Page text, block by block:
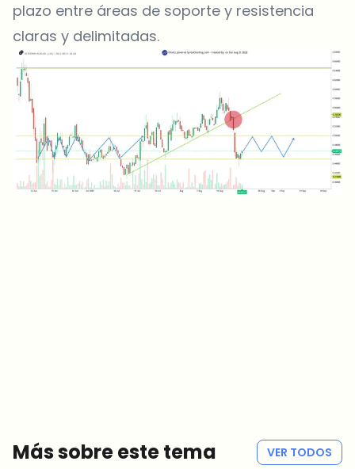
plazo entre áreas de soporte y resistencia
claras y delimitadas.
Más sobre este tema VER TODOS